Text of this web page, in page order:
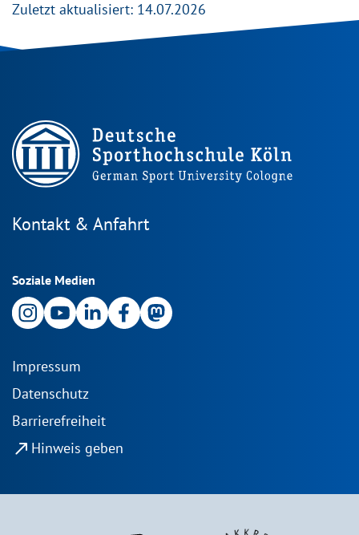
Zuletzt aktualisiert: 14.07.2026
Kontakt & Anfahrt
Soziale Medien
Impressum
Datenschutz
Barrierefreiheit
north_east Hinweis geben